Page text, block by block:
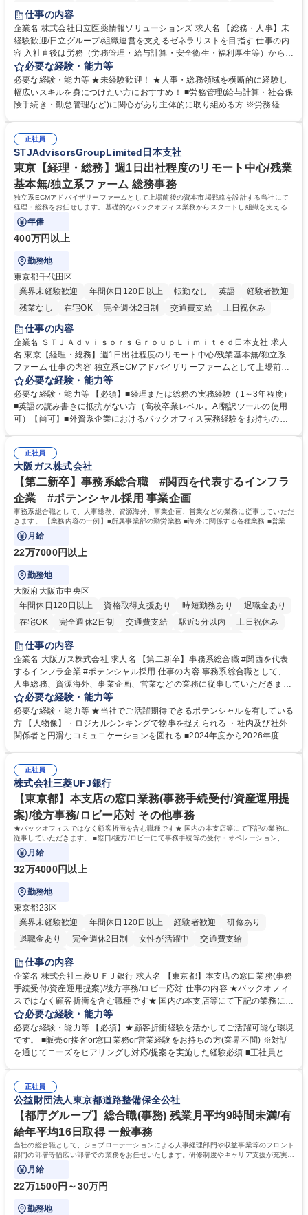
住宅手当あり
育休あり
完全週休2日制 交通費支給 土日祝休み 寮・社宅あり
仕事の内容
企業名 株式会社日立医薬情報ソリューションズ 求人名 【総務・人事】未
経験歓迎/日立グループ/組織運営を支えるゼネラリストを目指す 仕事の内
容 入社直後は労務（労務管理・給与計算・安全衛生・福利厚生等）からお
任せいたします。将来は総務・採用・教育業務へ守備範囲を広げ、組織運
営を支えるゼネラリストをめざせます。 ・初期業務：労働時間管理、給与
計算、社会保険対応、福利厚生管理、安全衛生、健康経営推進等をお任せ
します。ご経験に応じて、休職者管理など、幅広く経験を積んでいただき
幅広く経験を積みたい意欲がある方に最適な環境です。 募集職種 【総
務・人事】未経験歓迎/日立グループ/組織運営を支えるゼネラリストを目
指す
必要な経験・能力等
必要な経験・能力等 ★未経験歓迎！ ★人事・総務領域を横断的に経験し
幅広いスキルを身につけたい方におすすめ！ ■労務管理(給与計算・社会保
険手続き・勤怠管理など)に関心があり主体的に取り組める方 ※労務経験
のご経験 ■労務管理（給与計算・社会保険手続き・勤怠管理など）の経験
■衛生管理者の資格をお持ちの方 学歴・資格 学歴：大学院 大学 高専 短大
専修学校 高校 語学力： 資格：
正社員
STJAdvisorsGroupLimited日本支社
東京【経理・総務】週1日出社程度のリモート中心/残業
基本無/独立系ファーム 総務事務
独立系ECMアドバイザリーファームとして上場前後の資本市場戦略を設計する当社にて
経理・総務をお任せします。基礎的なバックオフィス業務からスタートし組織を支える専
任担当として広く活躍できる環境です。
年俸
400万円以上
勤務地
東京都千代田区
業界未経験歓迎
年間休日120日以上 転勤なし 英語
経験者歓迎
残業なし
在宅OK 完全週休2日制 交通費支給 土日祝休み
仕事の内容
企業名 ＳＴＪＡｄｖｉｓｏｒｓＧｒｏｕｐＬｉｍｉｔｅｄ日本支社 求人
名 東京【経理・総務】週1日出社程度のリモート中心/残業基本無/独立系
ファーム 仕事の内容 独立系ECMアドバイザリーファームとして上場前後
の資本市場戦略を設計する当社にて経理・総務をお任せします。基礎的な
バックオフィス業務からスタートし組織を支える専任担当として広く活躍
できる環境です。 ■日常経理、月次および年次決算サポート業務 ■本国
（グローバル）との英文メール対応（AI翻訳ツール等を使用しての対応で
業務をお任せします。残業も基本的には発生せず、ご自身のペースで業務
を進めやすく定着率の高い環境です。 募集職種 東京【経理・総務】週1日
出社程度のリモート中心/残業基本無/独立系ファーム
必要な経験・能力等
必要な経験・能力等 【必須】■経理または総務の実務経験（1～3年程度）
■英語の読み書きに抵抗がない方（高校卒業レベル。AI翻訳ツールの使用
可）【尚可】■外資系企業におけるバックオフィス実務経験をお持ちの方
【働き方について】現在は週4日程度の在宅勤務を実施しており、ワーク
ライフバランスを重視する方に最適な環境です（フルリモートも面接で相
談可）。【求める人物像】幅広いバックオフィス業務に柔軟に対応でき、
社内外と円滑にコミュニケーションを取りながら業務を推進できる方 学
歴・資格 学歴：大学院 大学 高専 短大 専修学校 高校 語学力： 資格：
正社員
大阪ガス株式会社
【第二新卒】事務系総合職 #関西を代表するインフラ
企業 #ポテンシャル採用 事業企画
事務系総合職として、人事総務、資源海外、事業企画、営業などの業務に従事していただ
きます。 【業務内容の一例】■所属事業部の勤労業務 ■海外に関係する各種業務 ■営業部
門の企画スタッフ、ルート営業
月給
22万7000円以上
勤務地
大阪府大阪市中央区
年間休日120日以上
資格取得支援あり 時短勤務あり
退職金あり
在宅OK
完全週休2日制 交通費支給 駅近5分以内
土日祝休み
服装自由
第二新卒歓迎
仕事の内容
企業名 大阪ガス株式会社 求人名 【第二新卒】事務系総合職 #関西を代表
するインフラ企業 #ポテンシャル採用 仕事の内容 事務系総合職として、
人事総務、資源海外、事業企画、営業などの業務に従事していただきま
す。 【業務内容の一例】■所属事業部の勤労業務 ■海外に関係する各種業
務 ■営業部門の企画スタッフ、ルート営業 【キャリアパス】入社後の配属
ポジションで一定期間ご活躍頂いた後、本人の適性及び将来のキャリアを
鑑みてジョブローテーションを行います。 【育成】OJTでの現場育成や研
表するインフラ企業 #ポテンシャル採用
必要な経験・能力等
必要な経験・能力等 ★当社でご活躍期待できるポテンシャルを有している
方 【人物像】・ロジカルシンキングで物事を捉えられる ・社内及び社外
関係者と円滑なコミュニケーションを図れる ■2024年度から2026年度ま
72.html ■エネルギーセキュリティの不安定化や気候変動による自然災害の
甚大化など、これまで以上に社会課題解決の重要性が高まっています。
「未来の日常」の創造に向けて持続可能な社会の実現に貢献してまいりま
す。 学歴・資格 学歴：大学院 大学 語学力： 資格：
正社員
株式会社三菱UFJ銀行
【東京都】本支店の窓口業務(事務手続受付/資産運用提
案)/後方事務/ロビー応対 その他事務
★バックオフィスではなく顧客折衝を含む職種です★ 国内の本支店等にて下記の業務に
従事していただきます。 ■窓口/後方/ロビーにて事務手続等の受付・オペレーション、お
客様対応
月給
32万4000円以上
勤務地
東京都23区
業界未経験歓迎
年間休日120日以上 経験者歓迎
研修あり
退職金あり
完全週休2日制 女性が活躍中
交通費支給
土日祝休み
仕事の内容
企業名 株式会社三菱ＵＦＪ銀行 求人名 【東京都】本支店の窓口業務(事務
手続受付/資産運用提案)/後方事務/ロビー応対 仕事の内容 ★バックオフィ
スではなく顧客折衝を含む職種です★ 国内の本支店等にて下記の業務に従
事していただきます。 ■窓口/後方/ロビーにて事務手続等の受付・オペレ
ーション、お客様対応 ■窓口にて、ご来店された個人のお客様に対して金
融商品のご提案 ■効率的な事務運用の検討・構築等 ≪業務紹介：ご応募前
に必ずご覧ください≫ ※記事 https://www.mysite.bk.mufg.jp/career/circle/
必要な経験・能力等
必要な経験・能力等 【必須】★顧客折衝経験を活かしてご活躍可能な環境
です。 ■販売or接客or窓口業務or営業経験をお持ちの方(業界不問) ※対話
を通じてニーズをヒアリングし対応/提案を実施した経験必須 ■正社員とし
るので安心して入行いただけます。 幅広いキャリアの選択肢があり、公募
や社内副業等を活用し、 一人ひとりが挑戦できるカルチャーが浸透してい
ます。 学歴・資格 学歴：大学院 大学 高専 短大 専修学校 高校 語学力：
資格：
正社員
公益財団法人東京都道路整備保全公社
【都庁グループ】総合職(事務) 残業月平均9時間未満/有
給年平均16日取得 一般事務
当社の総合職として、ジョブローテーションによる人事経理部門や収益事業等のフロント
部門の部署等幅広い部署での業務をお任せいたします。研修制度やキャリア支援が充実し
ております！ ※下記業務詳細
月給
22万1500円～30万円
勤務地